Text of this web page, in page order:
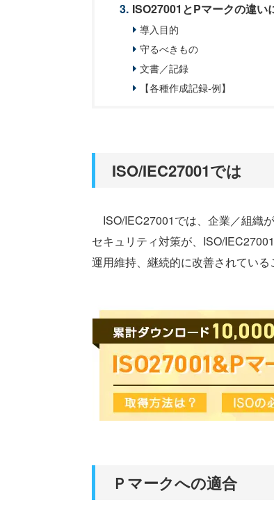
ISO27001とPマークの違い
導入目的
守るべきもの
文書／記録
【各種作成記録-例】
ISO/IEC27001では
ISO/IEC27001では、企業／組織
セキュリティ対策が、ISO/
運用維持、継続的に改善されている
Ｐマークへの適合